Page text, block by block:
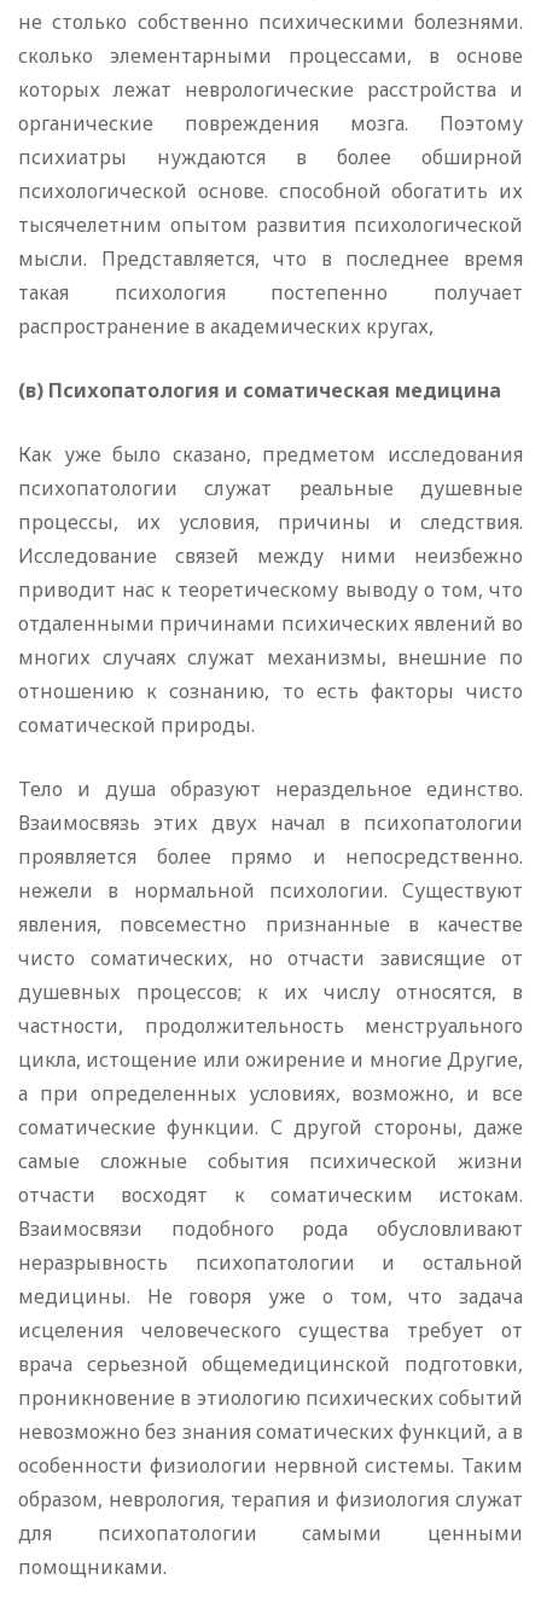
не столько собственно психическими болезнями.
сколько элементарными процессами, в основе
которых лежат неврологические расстройства и
органические повреждения мозга. Поэтому
психиатры нуждаются в более обширной
психологической основе. способной обогатить их
тысячелетним опытом развития психологической
мысли. Представляется, что в последнее время
такая психология постепенно получает
распространение в академических кругах,
(в) Психопатология и соматическая медицина
Как уже было сказано, предметом исследования
психопатологии служат реальные душевные
процессы, их условия, причины и следствия.
Исследование связей между ними неизбежно
приводит нас к теоретическому выводу о том, что
отдаленными причинами психических явлений во
многих случаях служат механизмы, внешние по
отношению к сознанию, то есть факторы чисто
соматической природы.
Тело и душа образуют нераздельное единство.
Взаимосвязь этих двух начал в психопатологии
проявляется более прямо и непосредственно.
нежели в нормальной психологии. Существуют
явления, повсеместно признанные в качестве
чисто соматических, но отчасти зависящие от
душевных процессов; к их числу относятся, в
частности, продолжительность менструального
цикла, истощение или ожирение и многие Другие,
а при определенных условиях, возможно, и все
соматические функции. С другой стороны, даже
самые сложные события психической жизни
отчасти восходят к соматическим истокам.
Взаимосвязи подобного рода обусловливают
неразрывность психопатологии и остальной
медицины. Не говоря уже о том, что задача
исцеления человеческого существа требует от
врача серьезной общемедицинской подготовки,
проникновение в этиологию психических событий
невозможно без знания соматических функций, а в
особенности физиологии нервной системы. Таким
образом, неврология, терапия и физиология служат
для психопатологии самыми ценными
помощниками.